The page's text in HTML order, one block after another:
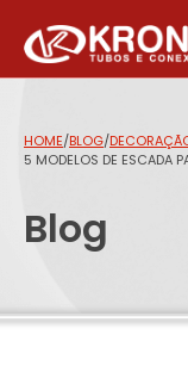
HOME/BLOG/
5 MODELOS DE ESCADA
Blog